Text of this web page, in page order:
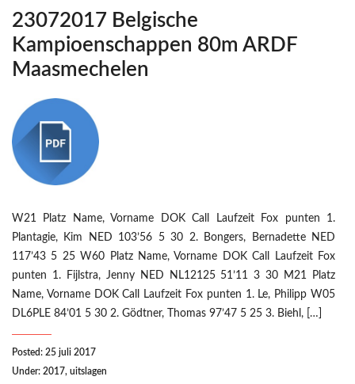
23072017 Belgische
Kampioenschappen 80m ARDF
Maasmechelen
W21 Platz Name, Vorname DOK Call Laufzeit Fox punten 1.
Plantagie, Kim NED 103’56 5 30 2. Bongers, Bernadette NED
117’43 5 25 W60 Platz Name, Vorname DOK Call Laufzeit Fox
punten 1. Fijlstra, Jenny NED NL12125 51’11 3 30 M21 Platz
Name, Vorname DOK Call Laufzeit Fox punten 1. Le, Philipp W05
DL6PLE 84’01 5 30 2. Gödtner, Thomas 97’47 5 25 3. Biehl, […]
Posted: 25 juli 2017
Under: 2017, uitslagen